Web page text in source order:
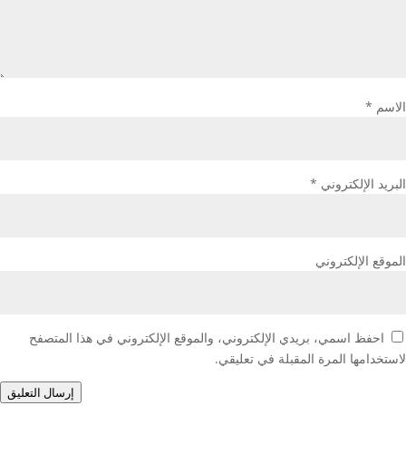
الاسم *
البريد الإلكتروني *
الموقع الإلكتروني
احفظ اسمي، بريدي الإلكتروني، والموقع الإلكتروني في هذا المتصفح
لاستخدامها المرة المقبلة في تعليقي.
إرسال التعليق